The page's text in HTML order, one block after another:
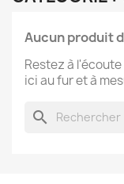
Aucun produit
Restez à
ici au fur et à
search